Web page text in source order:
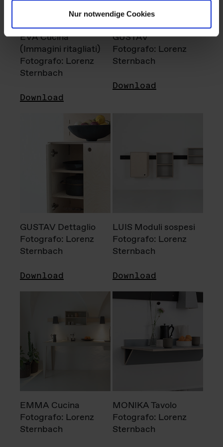
Nur notwendige Cookies
EVA Cucina
(Immagini ritagliati)
Fotografo: Lorenz
Sternbach
Download
GUSTAV
Fotografo: Lorenz
Sternbach
Download
GUSTAV Dettaglio
Fotografo: Lorenz
Sternbach
Download
LUIS Moduli sospesi
Fotografo: Lorenz
Sternbach
Download
EMMA Cucina
Fotografo: Lorenz
Sternbach
MONIKA Tavolo
Fotografo: Lorenz
Sternbach